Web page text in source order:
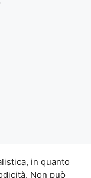
in quanto
Non può